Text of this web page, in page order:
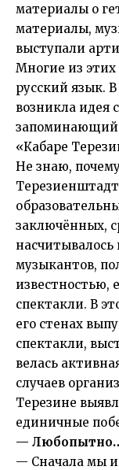
материалы о
материалы,
выступали
Многие из
русский язык.
возникла идея
«Кабаре
Не знаю,
заключённых,
насчитывалось
музыкантов,
известностью,
спектакли. В
его стенах
спектакли,
велась
случаев
Терезине
единичные
—
— Сначала мы